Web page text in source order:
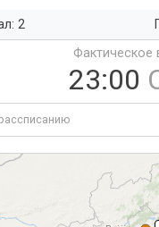
2
Фактическое
23:00